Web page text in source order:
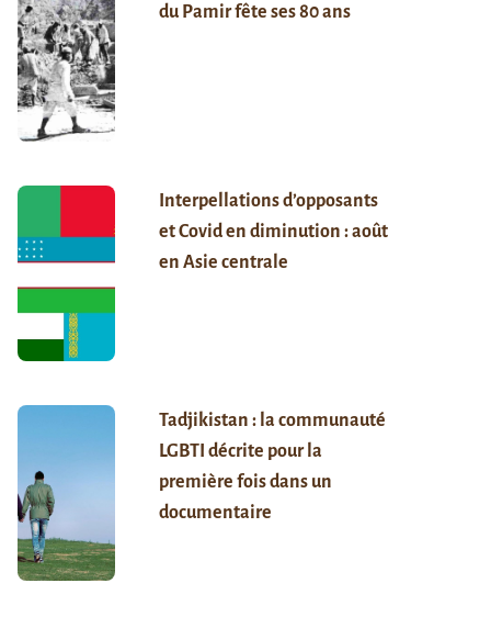
du Pamir fête ses 80 ans
Interpellations d’opposants
et Covid en diminution : août
en Asie centrale
Tadjikistan : la communauté
LGBTI décrite pour la
première fois dans un
documentaire